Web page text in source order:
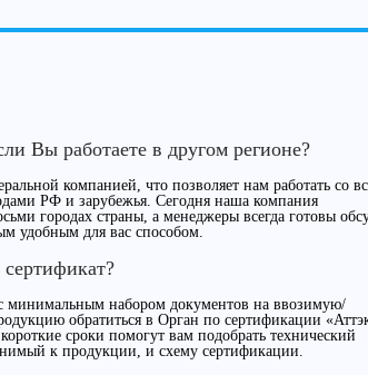
Вы работаете в другом регионе?
компанией, что позволяет нам работать со
РФ и зарубежья. Сегодня наша компания
городах страны, а менеджеры всегда готовы
удобным для вас способом.
минимальным набором документов на ввозимую/
обратиться в Орган по сертификации
сроки помогут вам подобрать технический
к продукции, и схему сертификации.